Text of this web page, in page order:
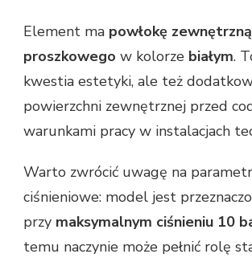
Element ma powłokę
proszkowego w kolorze białym.
kwestia estetyki, ale też
powierzchni zewnętrznej przed
warunkami pracy w instalacjach
Warto zwrócić uwagę na
ciśnieniowe: model jest
przy maksymalnym ciśnieniu 10
temu naczynie może pełnić rolę